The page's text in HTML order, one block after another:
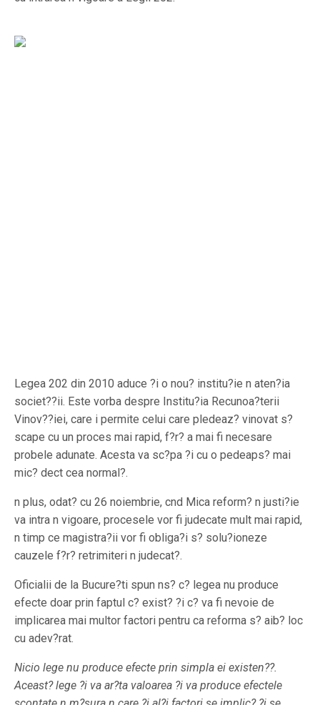
Legea 202 din 2010 aduce ?i o nou? institu?ie n aten?ia
societ??ii. Este vorba despre Institu?ia Recunoa?terii
Vinov??iei, care i permite celui care pledeaz? vinovat s?
scape cu un proces mai rapid, f?r? a mai fi necesare
probele adunate. Acesta va sc?pa ?i cu o pedeaps? mai
mic? dect cea normal?.
n plus, odat? cu 26 noiembrie, cnd Mica reform? n justi?ie
va intra n vigoare, procesele vor fi judecate mult mai rapid,
n timp ce magistra?ii vor fi obliga?i s? solu?ioneze
cauzele f?r? retrimiteri n judecat?.
Oficialii de la Bucure?ti spun ns? c? legea nu produce
efecte doar prin faptul c? exist? ?i c? va fi nevoie de
implicarea mai multor factori pentru ca reforma s? aib? loc
cu adev?rat.
Nicio lege nu produce efecte prin simpla ei existen??.
Aceast? lege ?i va ar?ta valoarea ?i va produce efectele